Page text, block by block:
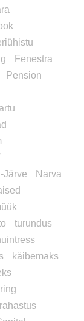
Fenestra
Pension
Järve
Narva
turundus
käibemaks